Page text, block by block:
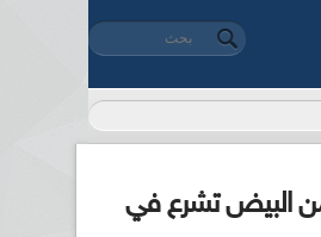
استمارة البحث
‏بحث ‏
من البيض تشرع في